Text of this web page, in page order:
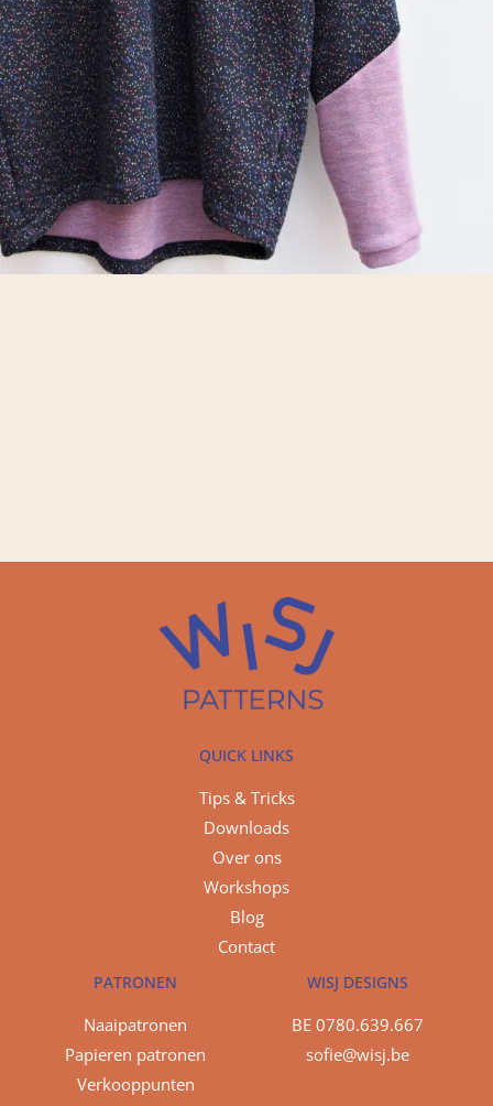
QUICK LINKS
Tips & Tricks
Downloads
Over ons
Workshops
Blog
Contact
PATRONEN
Naaipatronen
Papieren patronen
Verkooppunten
WISJ DESIGNS
BE 0780.639.667
sofie@wisj.be